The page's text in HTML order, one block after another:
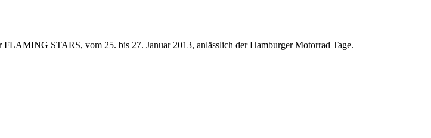
FLAMING STARS, vom 25. bis 27. Januar 2013, anlässlich der Hamburger Motorrad Tage.